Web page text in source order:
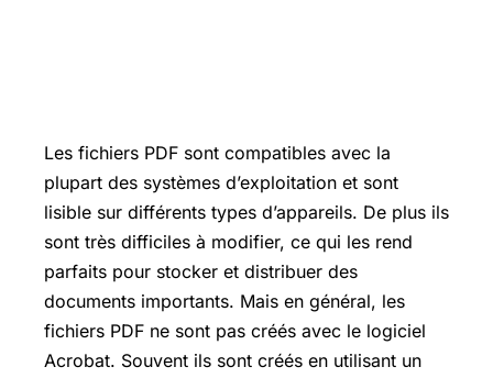
Les fichiers PDF sont compatibles avec la
plupart des systèmes d’exploitation et sont
lisible sur différents types d’appareils. De plus ils
sont très difficiles à modifier, ce qui les rend
parfaits pour stocker et distribuer des
documents importants. Mais en général, les
fichiers PDF ne sont pas créés avec le logiciel
Acrobat. Souvent ils sont créés en utilisant un